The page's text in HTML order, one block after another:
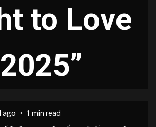
to Love
2025”
ago 1 min read